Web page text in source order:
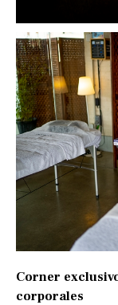
Corner
corporales